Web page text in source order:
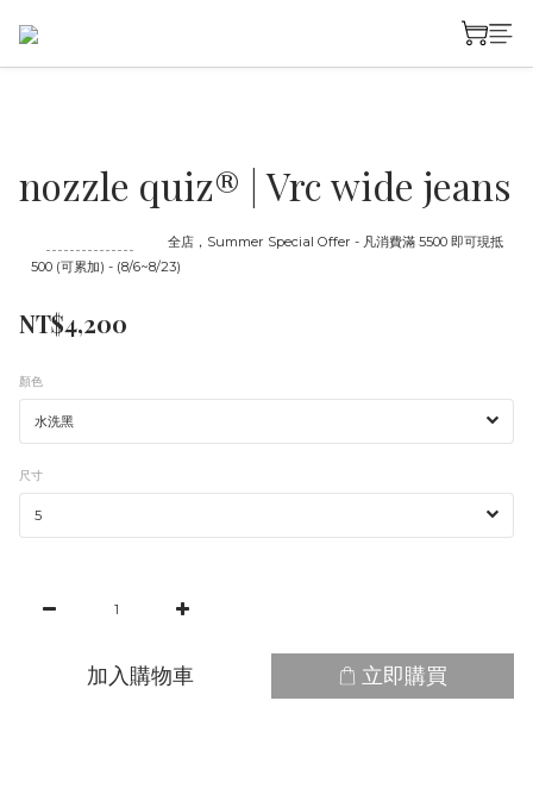
nozzle quiz® | Vrc wide jeans
全店，Summer Special Offer - 凡消費滿 5500 即可現抵
500 (可累加) - (8/6~8/23)
NT$4,200
顏色
尺寸
加入購物車 立即購買